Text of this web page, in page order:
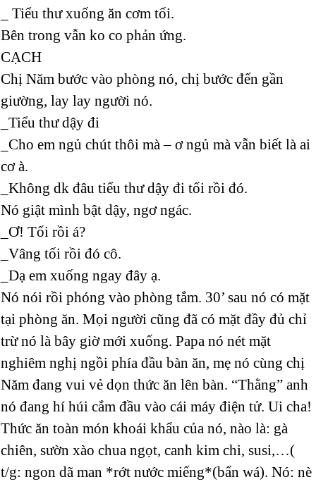
_ Tiểu thư xuống ăn cơm tối.
Bên trong vẫn ko co phản ứng.
CẠCH
Chị Năm bước vào phòng nó, chị bước đến gần
giường, lay lay người nó.
_Tiểu thư dậy đi
_Cho em ngủ chút thôi mà – ơ ngủ mà vẫn biết là ai
cơ à.
_Không dk đâu tiểu thư dậy đi tối rồi đó.
Nó giật mình bật dậy, ngơ ngác.
_Ơ! Tối rồi á?
_Vâng tối rồi đó cô.
_Dạ em xuống ngay đây ạ.
Nó nói rồi phóng vào phòng tắm. 30’ sau nó có mặt
tại phòng ăn. Mọi người cũng đã có mặt đầy đủ chỉ
trừ nó là bây giờ mới xuống. Papa nó nét mặt
nghiêm nghị ngồi phía đầu bàn ăn, mẹ nó cùng chị
Năm đang vui vẻ dọn thức ăn lên bàn. “Thằng” anh
nó đang hí húi cắm đầu vào cái máy điện tử. Ui cha!
Thức ăn toàn món khoái khẩu của nó, nào là: gà
chiên, sườn xào chua ngọt, canh kim chi, susi,…(
t/g: ngon dã man *rớt nước miếng*(bẩn wá). Nó: nè